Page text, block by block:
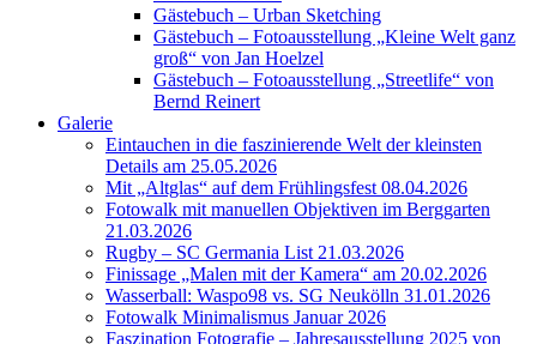
Gästebuch – Urban Sketching
Gästebuch – Fotoausstellung „Kleine Welt ganz
groß“ von Jan Hoelzel
Gästebuch – Fotoausstellung „Streetlife“ von
Bernd Reinert
Galerie
Eintauchen in die faszinierende Welt der kleinsten
Details am 25.05.2026
Mit „Altglas“ auf dem Frühlingsfest 08.04.2026
Fotowalk mit manuellen Objektiven im Berggarten
21.03.2026
Rugby – SC Germania List 21.03.2026
Finissage „Malen mit der Kamera“ am 20.02.2026
Wasserball: Waspo98 vs. SG Neukölln 31.01.2026
Fotowalk Minimalismus Januar 2026
Faszination Fotografie – Jahresausstellung 2025 von